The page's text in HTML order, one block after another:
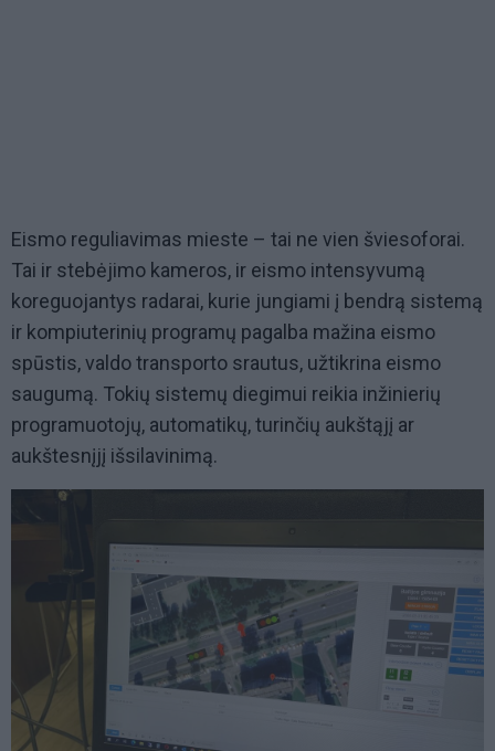
Eismo reguliavimas mieste – tai ne vien šviesoforai.
Tai ir stebėjimo kameros, ir eismo intensyvumą
koreguojantys radarai, kurie jungiami į bendrą sistemą
ir kompiuterinių programų pagalba mažina eismo
spūstis, valdo transporto srautus, užtikrina eismo
saugumą. Tokių sistemų diegimui reikia inžinierių
programuotojų, automatikų, turinčių aukštąjį ar
aukštesnįjį išsilavinimą.